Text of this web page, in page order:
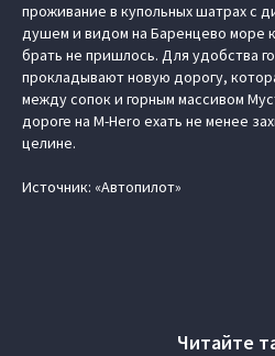
проживание в купольных шатрах с
душем и видом на Баренцево море
брать не пришлось. Для удобства
прокладывают новую дорогу,
между сопок и горным массивом
дороге на M-Hero ехать не менее
целине.
Источник: «Автопилот»
Читайте